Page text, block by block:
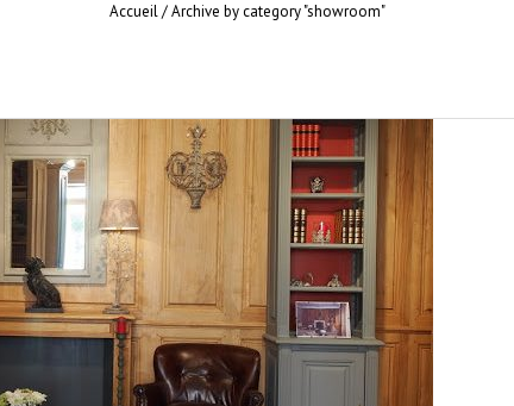
Accueil/Archive by category "showroom"